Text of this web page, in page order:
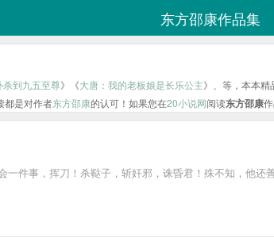
东方邵康作品集
到九五至尊》《大唐：我的老板娘是长乐公主》、等，本本精
都是对作者东方邵康的认可！如果您在20小说网阅读东方邵康
件事，挥刀！杀鞑子，斩奸邪，诛昏君！殊不知，他还